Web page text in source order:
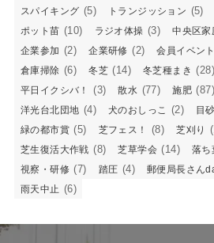
スパイキング (5) トランジッション (5)
ポット苗 (10) ラジオ体操 (3) 中央区家
企業参加 (2) 企業研修 (2) 会員イベント
倉庫掃除 (6) 冬芝 (14) 冬芝種まき (28)
平日イクシバ！ (3) 散水 (77) 施肥 (87)
洋光台北団地 (4) 犬のおしっこ (2) 目砂
緑の都市賞 (5) 芝フェス！ (8) 芝刈り
芝生復活大作戦 (8) 芝草学会 (14) 落ち
視察・研修 (7) 踏圧 (4) 郵便局長さん
雨天中止 (6)